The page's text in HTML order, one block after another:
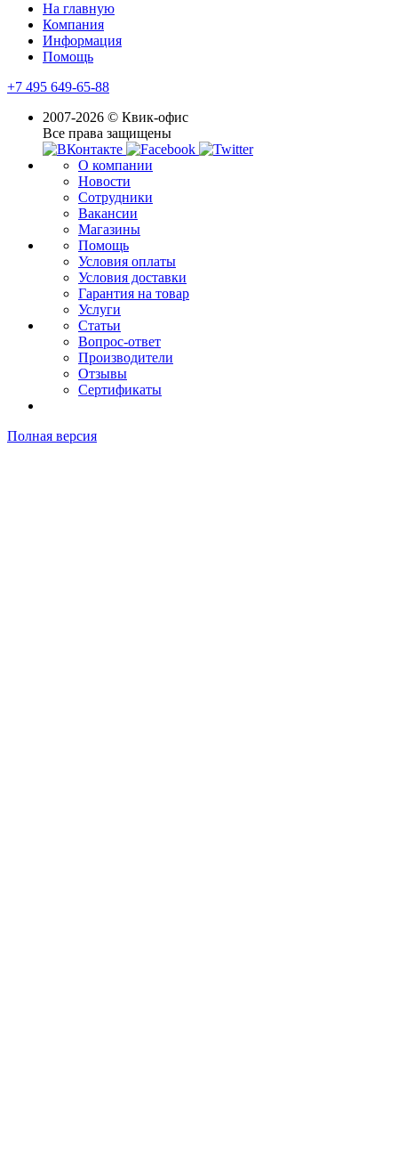
На главную
Компания
Информация
Помощь
+7 495 649-65-88
2007-2026 © Квик-офис
Все права защищены
О компании
Новости
Сотрудники
Вакансии
Магазины
Помощь
Условия оплаты
Условия доставки
Гарантия на товар
Услуги
Статьи
Вопрос-ответ
Производители
Отзывы
Сертификаты
Полная версия